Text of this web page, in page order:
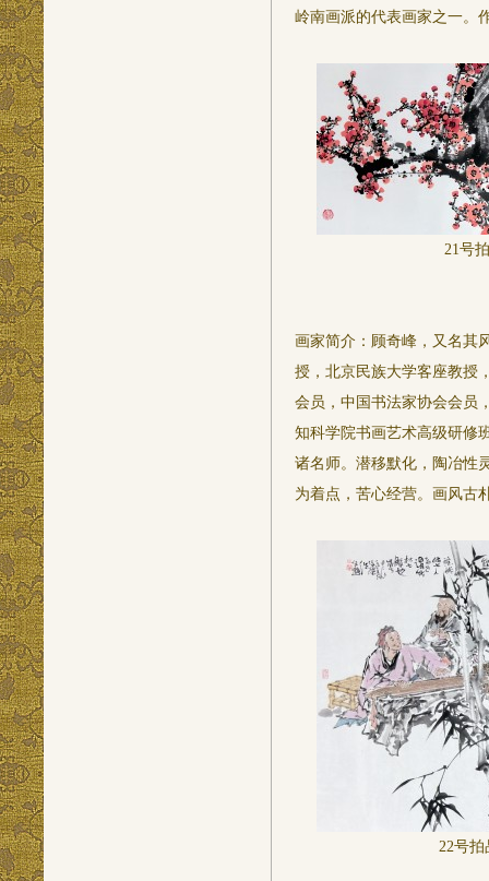
岭南画派的代表画家之一。
21号
画家简介：顾奇峰，又名其
授，北京民族大学客座教授
会员，中国书法家协会会员
知科学院书画艺术高级研修
诸名师。潜移默化，陶冶性
为着点，苦心经营。画风古
22号